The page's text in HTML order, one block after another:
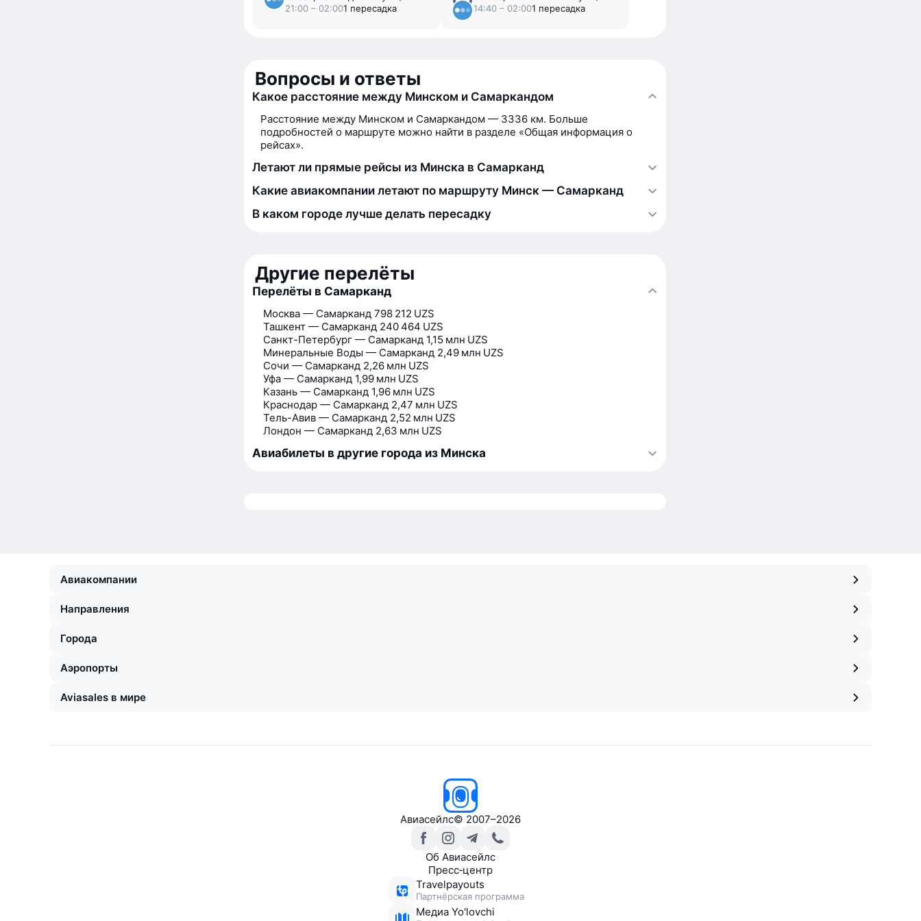
21:00 – 02:001 пересадка
14:40 – 02:001 пересадка
Вопросы и ответы
Какое расстояние между Минском и Самаркандом
Расстояние между Минском и Самаркандом — 3336 км. Больше
подробностей о маршруте можно найти в разделе «Общая информация о
рейсах».
Летают ли прямые рейсы из Минска в Самарканд
Какие авиакомпании летают по маршруту Минск — Самарканд
В каком городе лучше делать пересадку
Другие перелёты
Перелёты в Самарканд
Москва — Самарканд 798 212 UZS
Ташкент — Самарканд 240 464 UZS
Санкт-Петербург — Самарканд 1,15 млн UZS
Минеральные Воды — Самарканд 2,49 млн UZS
Сочи — Самарканд 2,26 млн UZS
Уфа — Самарканд 1,99 млн UZS
Казань — Самарканд 1,96 млн UZS
Краснодар — Самарканд 2,47 млн UZS
Тель-Авив — Самарканд 2,52 млн UZS
Лондон — Самарканд 2,63 млн UZS
Авиабилеты в другие города из Минска
Авиакомпании
Направления
Города
Аэропорты
Aviasales в мире
Авиасейлс© 2007–2026
Об Авиасейлс
Пресс‑центр
Travelpayouts
Партнёрская программа
Медиа Yo'lovchi